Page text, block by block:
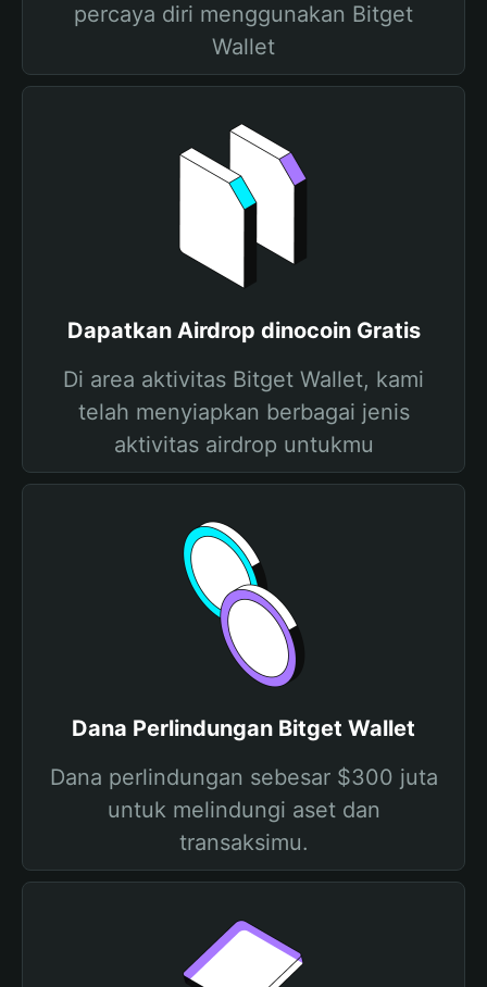
percaya diri menggunakan Bitget
Wallet
Dapatkan Airdrop dinocoin Gratis
Di area aktivitas Bitget Wallet, kami
telah menyiapkan berbagai jenis
aktivitas airdrop untukmu
Dana Perlindungan Bitget Wallet
Dana perlindungan sebesar $300 juta
untuk melindungi aset dan
transaksimu.